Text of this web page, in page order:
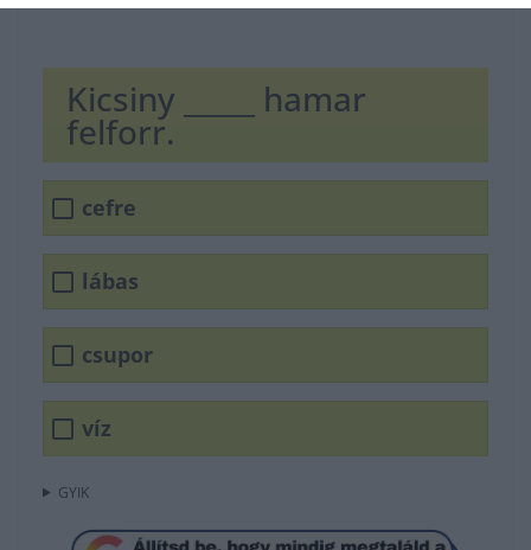
Kicsiny _____ hamar
felforr.
cefre
lábas
csupor
víz
GYIK